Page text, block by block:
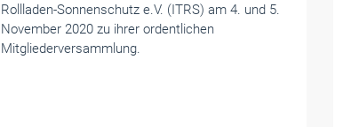
Rollladen-Sonnenschutz e.V. (ITRS) am 4. und 5.
November 2020 zu ihrer ordentlichen
Mitgliederversammlung.